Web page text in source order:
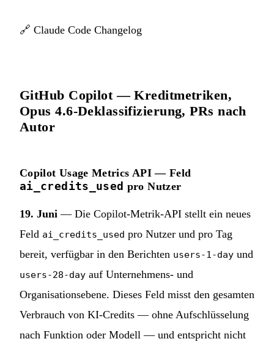
🔗 Claude Code Changelog
GitHub Copilot — Kreditmetriken,
Opus 4.6-Deklassifizierung, PRs nach
Autor
Copilot Usage Metrics API — Feld
ai_credits_used pro Nutzer
19. Juni — Die Copilot-Metrik-API stellt ein neues
Feld ai_credits_used pro Nutzer und pro Tag
bereit, verfügbar in den Berichten users-1-day und
users-28-day auf Unternehmens- und
Organisationsebene. Dieses Feld misst den gesamten
Verbrauch von KI-Credits — ohne Aufschlüsselung
nach Funktion oder Modell — und entspricht nicht